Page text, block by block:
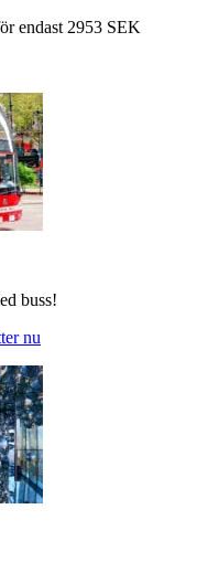
endast 2953 SEK
buss!
nu